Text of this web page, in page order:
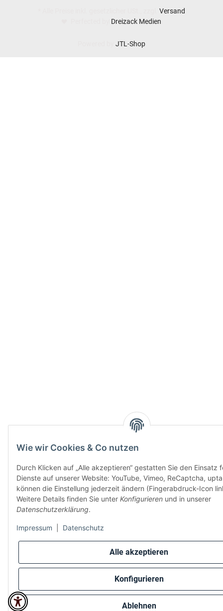
Alle akzeptieren
Konfigurieren
Ablehnen
Wie wir Cookies & Co nutzen
Durch Klicken auf „Alle akzeptieren“ gestatten Sie den Einsatz
Dienste auf unserer Website: YouTube, Vimeo, ReCaptcha,
können die Einstellung jederzeit ändern (Fingerabdruck-Icon
Weitere Details finden Sie unter Konfigurieren und in unserer
Datenschutzerklärung.
Impressum Datenschutz
Versand
Dreizack Medien
JTL-Shop